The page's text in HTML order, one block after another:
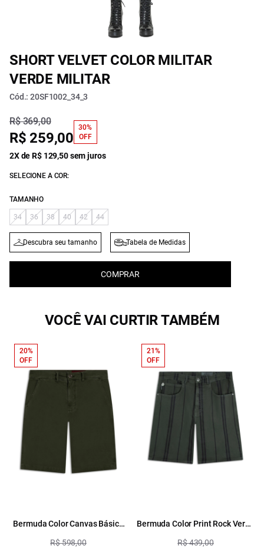
SHORT VELVET COLOR MILITAR
VERDE MILITAR
Cód.: 20SF1002_34_3
R$ 369,00
R$ 259,00
30%
OFF
2X de R$ 129,50 sem juros
SELECIONE A COR:
TAMANHO
34 36 38 40 42 44
Descubra seu tamanho Tabela de Medidas
COMPRAR
VOCÊ VAI CURTIR TAMBÉM
Bermuda Color Canvas Básica
R$ 598,00
20%
OFF
Bermuda Color Print Rock Verde
R$ 439,00
21%
OFF